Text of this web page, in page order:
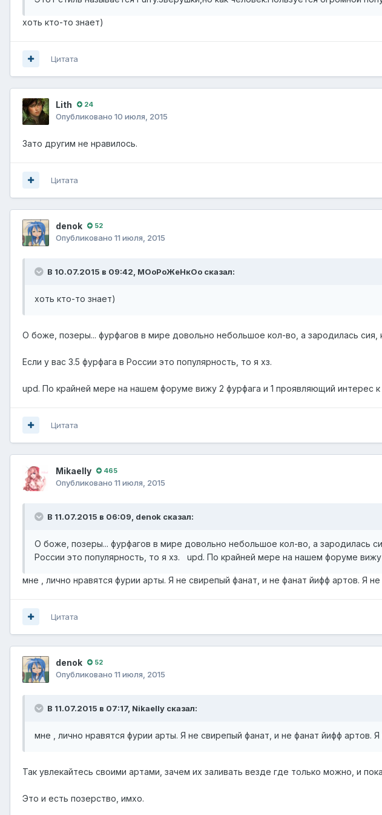
хоть кто-то знает)
Цитата
Lith 24
Опубликовано 10 июля, 2015
Зато другим не нравилось.
Цитата
denok 52
Опубликовано 11 июля, 2015
В 10.07.2015 в 09:42, МОоРоЖеНкОо сказал:
хоть кто-то знает)
О боже, позеры... фурфагов в мире довольно небольшое кол-во, а зародилась
Если у вас 3.5 фурфага в России это популярность, то я хз.
upd. По крайней мере на нашем форуме вижу 2 фурфага и 1 проявляющий интерес
Цитата
Mikaelly 465
Опубликовано 11 июля, 2015
В 11.07.2015 в 06:09, denok сказал:
О боже, позеры... фурфагов в мире довольно небольшое кол-во, а зародилась
России это популярность, то я хз. upd. По крайней мере на нашем форуме
мне , лично нравятся фурии арты. Я не свирепый фанат, и не фанат йифф артов. Я
Цитата
denok 52
Опубликовано 11 июля, 2015
В 11.07.2015 в 07:17, Nikaelly сказал:
мне , лично нравятся фурии арты. Я не свирепый фанат, и не фанат йифф артов.
Так увлекайтесь своими артами, зачем их заливать везде где только можно, и
Это и есть позерство, имхо.